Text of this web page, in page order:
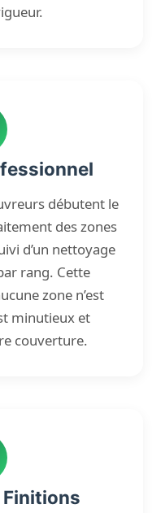
débutent le
des zones
d’un nettoyage
rang. Cette
zone n’est
minutieux et
couverture.